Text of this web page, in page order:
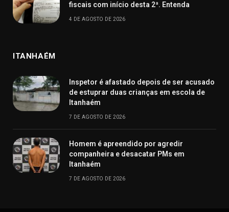
fiscais com início desta 2ª. Entenda
4 DE AGOSTO DE 2026
ITANHAÉM
Inspetor é afastado depois de ser acusado
de estuprar duas crianças em escola de
Itanhaém
7 DE AGOSTO DE 2026
Homem é apreendido por agredir
companheira e desacatar PMs em
Itanhaém
7 DE AGOSTO DE 2026